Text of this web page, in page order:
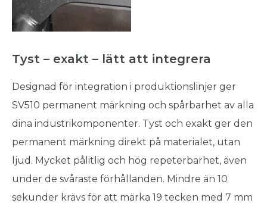
Tyst – exakt – lätt att integrera
Designad för integration i produktionslinjer ger
SV510 permanent märkning och spårbarhet av alla
dina industrikomponenter. Tyst och exakt ger den
permanent märkning direkt på materialet, utan
ljud. Mycket pålitlig och hög repeterbarhet, även
under de svåraste förhållanden. Mindre än 10
sekunder krävs för att märka 19 tecken med 7 mm